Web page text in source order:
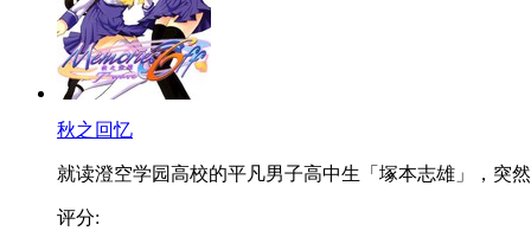
秋之回忆
就读澄空学园高校的平凡男子高中生「塚本志雄」，突
评分: